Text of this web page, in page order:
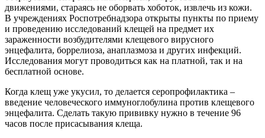
движениями, стараясь не оборвать хоботок, извлечь из кожи.
В учреждениях Роспотребнадзора открыты пункты по приему
и проведению исследований клещей на предмет их
зараженности возбудителями клещевого вирусного
энцефалита, боррелиоза, анаплазмоза и других инфекций.
Исследования могут проводиться как на платной, так и на
бесплатной основе.
Когда клещ уже укусил, то делается серопрофилактика –
введение человеческого иммуноглобулина против клещевого
энцефалита. Сделать такую прививку нужно в течение 96
часов после присасывания клеща.